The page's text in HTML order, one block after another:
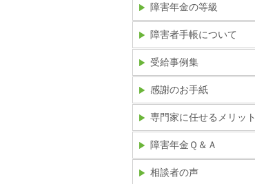
障害年金の等級
障害者手帳について
受給事例集
感謝のお手紙
専門家に任せるメリット
障害年金Ｑ＆Ａ
相談者の声